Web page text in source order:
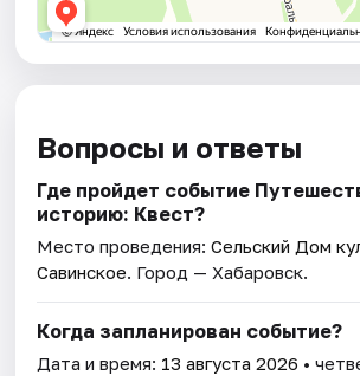
Вопросы и ответы
Где пройдет событие
историю: Квест?
Место проведения:Сельский Дом
Савинское. Город — Хабаровск.
Когда запланирован событие?
Дата и время: 13 августа 2026 •